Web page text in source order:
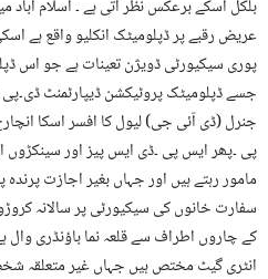
بلکل اسکے برعکس نظر آتی ہے ۔ اسلام آباد
عریض رقبے پر ڈپلومیٹک انکلیو واقع ہے
پوری سیکیورٹی ڈویژن تعینات ہے جو اس
جسے ڈپلومیٹک پروٹیکشن ڈیپارٹمنٹ ڈی۔پی
جنرل (ڈی آئی جی) لیول کا افسر اسکا
مامور رہتے ہیں اور جہاں بغیر اجازت پرندہ
سفارت خانوں کی سیکیورٹی پر سالانہ
کے چاروں اطراف سے قلعہ نما باؤنڈری
انٹری گیٹ مختص ہیں جہاں غیر متعلقہ